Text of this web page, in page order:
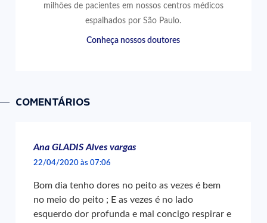
milhões de pacientes em nossos centros médicos
espalhados por São Paulo.
Conheça nossos doutores
COMENTÁRIOS
Ana GLADIS Alves vargas
22/04/2020 às 07:06
Bom dia tenho dores no peito as vezes é bem
no meio do peito ; E as vezes é no lado
esquerdo dor profunda e mal concigo respirar e